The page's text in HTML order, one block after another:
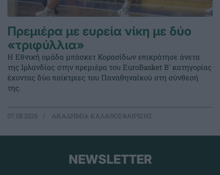
Πρεμιέρα με ευρεία νίκη με δύο
«τριφύλλια»
Η Εθνική ομάδα μπάσκετ Κορασίδων επικράτησε άνετα
της Ιρλανδίας στην πρεμιέρα του EuroBasket Β' κατηγορίας
έχοντας δύο παίκτριες του Παναθηναϊκού στη σύνθεσή
της.
07.08.2026 ΑΚΑΔΗΜΙΑ ΚΑΛΑΘΟΣΦΑΙΡΙΣΗΣ
NEWSLETTER